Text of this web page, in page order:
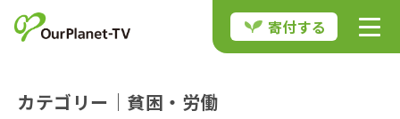
寄付する
カテゴリー｜貧困・労働